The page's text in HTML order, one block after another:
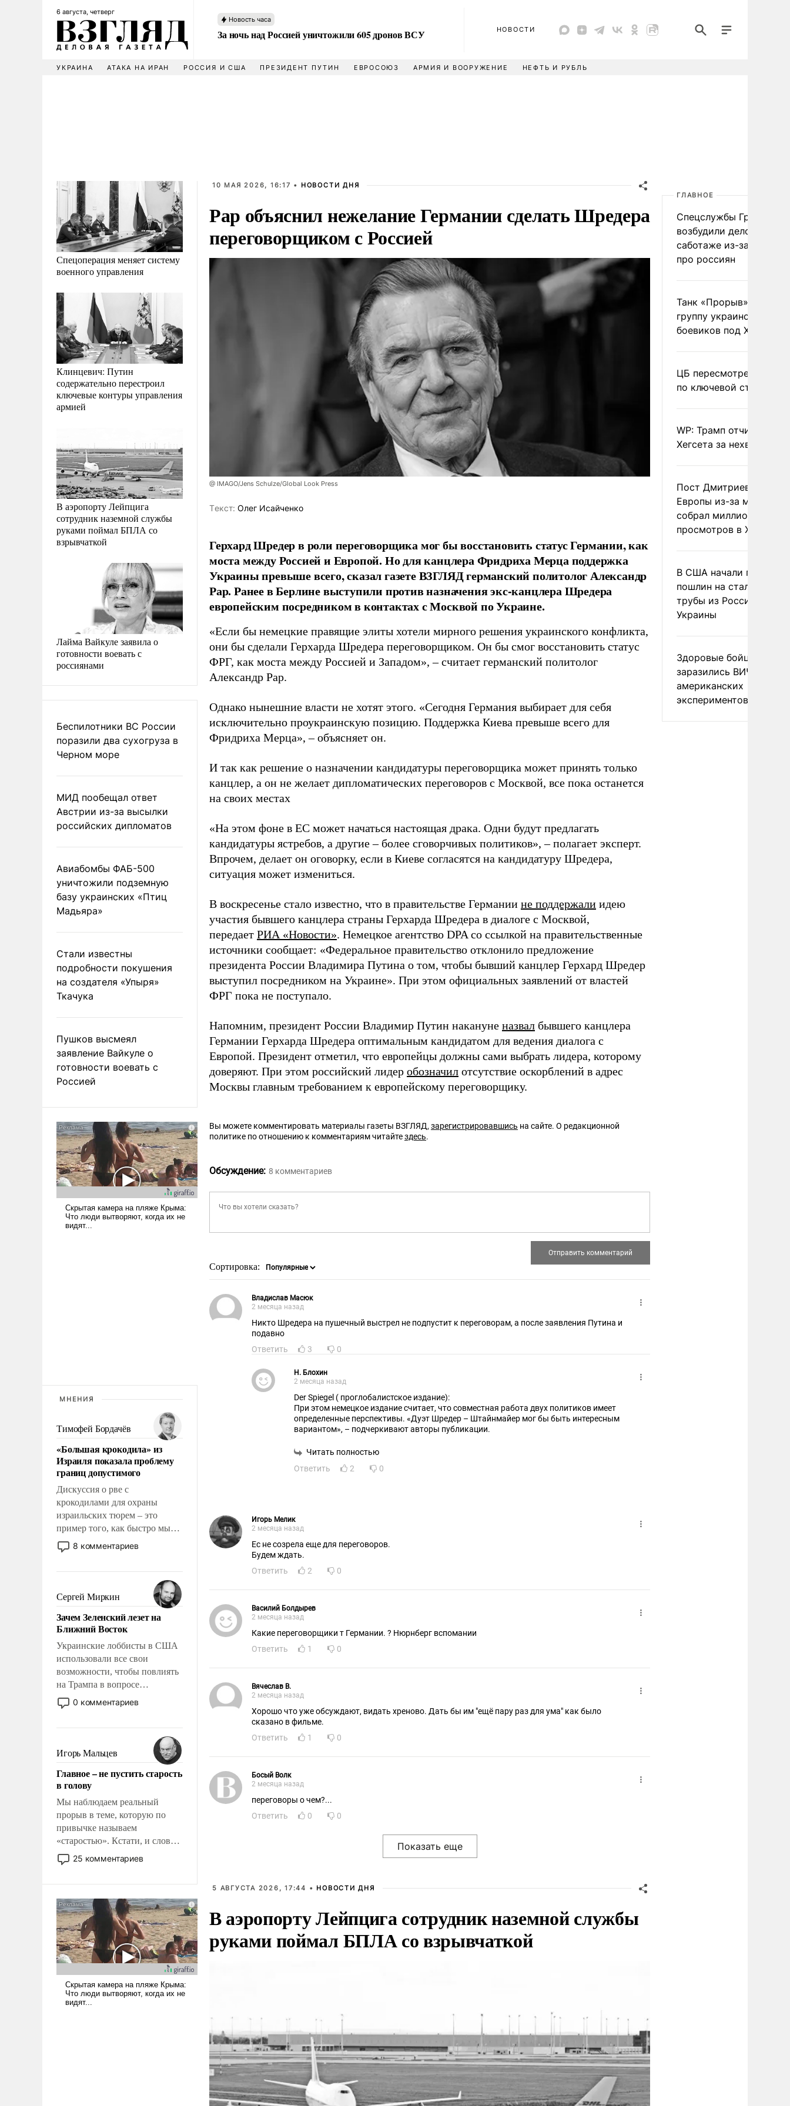
6 августа, четверг
Новость часа
За ночь над Россией уничтожили 605 дронов ВСУ НОВОСТИ
УКРАИНА АТАКА НА ИРАН РОССИЯ И США ПРЕЗИДЕНТ ПУТИН ЕВРОСОЮЗ АРМИЯ И ВООРУЖЕНИЕ НЕФТЬ И РУБЛЬ
Спецоперация меняет систему
военного управления
Клинцевич: Путин
содержательно перестроил
ключевые контуры управления
армией
В аэропорту Лейпцига
сотрудник наземной службы
руками поймал БПЛА со
взрывчаткой
Лайма Вайкуле заявила о
готовности воевать с
россиянами
Беспилотники ВС России
поразили два сухогруза в
Черном море
МИД пообещал ответ
Австрии из-за высылки
российских дипломатов
Авиабомбы ФАБ-500
уничтожили подземную
базу украинских «Птиц
Мадьяра»
Стали известны
подробности покушения
на создателя «Упыря»
Ткачука
Пушков высмеял
заявление Вайкуле о
готовности воевать с
Россией
МНЕНИЯ
Тимофей Бордачёв
«Большая крокодила» из
Израиля показала проблему
границ допустимого
Дискуссия о рве с
крокодилами для охраны
израильских тюрем – это
пример того, как быстро мы
двигаемся по пути
революционных изменений.
псевдонаучной фантастики,
стало всерьез обсуждаемой
идеей.
8 комментариев
Сергей Миркин
Зачем Зеленский лезет на
Ближний Восток
Украинские лоббисты в США
использовали все свои
возможности, чтобы повлиять
на Трампа в вопросе
предоставления вооружений
своим нанимателям. Вероятно,
консультирует Киев, пришла в
голову мысль: хорошо бы
продемонстрировать, что
Украина вступила в
вооруженное противостояние
с Ираном.
0 комментариев
Игорь Мальцев
Главное – не пустить старость
в голову
Мы наблюдаем реальный
прорыв в теме, которую по
привычке называем
«старостью». Кстати, и слово-
то это уже стараются не
использовать – так же, как
что оно уже несет негативные
коннотации.
25 комментариев
10 МАЯ 2026, 16:17 • НОВОСТИ ДНЯ
Рар объяснил нежелание Германии сделать Шредера
переговорщиком с Россией
@ IMAGO/Jens Schulze/Global Look Press
Tекст: Олег Исайченко
Герхард Шредер в роли переговорщика мог бы восстановить статус Германии, как
моста между Россией и Европой. Но для канцлера Фридриха Мерца поддержка
Украины превыше всего, сказал газете ВЗГЛЯД германский политолог Александр
Рар. Ранее в Берлине выступили против назначения экс-канцлера Шредера
европейским посредником в контактах с Москвой по Украине.
«Если бы немецкие правящие элиты хотели мирного решения украинского конфликта,
они бы сделали Герхарда Шредера переговорщиком. Он бы смог восстановить статус
ФРГ, как моста между Россией и Западом», – считает германский политолог
Александр Рар.
Однако нынешние власти не хотят этого. «Сегодня Германия выбирает для себя
исключительно проукраинскую позицию. Поддержка Киева превыше всего для
Фридриха Мерца», – объясняет он.
И так как решение о назначении кандидатуры переговорщика может принять только
канцлер, а он не желает дипломатических переговоров с Москвой, все пока останется
на своих местах
«На этом фоне в ЕС может начаться настоящая драка. Одни будут предлагать
кандидатуры ястребов, а другие – более сговорчивых политиков», – полагает эксперт.
Впрочем, делает он оговорку, если в Киеве согласятся на кандидатуру Шредера,
ситуация может измениться.
В воскресенье стало известно, что в правительстве Германии не поддержали идею
участия бывшего канцлера страны Герхарда Шредера в диалоге с Москвой,
передает РИА «Новости». Немецкое агентство DPA со ссылкой на правительственные
источники сообщает: «Федеральное правительство отклонило предложение
президента России Владимира Путина о том, чтобы бывший канцлер Герхард Шредер
выступил посредником на Украине». При этом официальных заявлений от властей
ФРГ пока не поступало.
Напомним, президент России Владимир Путин накануне назвал бывшего канцлера
Германии Герхарда Шредера оптимальным кандидатом для ведения диалога с
Европой. Президент отметил, что европейцы должны сами выбрать лидера, которому
доверяют. При этом российский лидер обозначил отсутствие оскорблений в адрес
Москвы главным требованием к европейскому переговорщику.
Вы можете комментировать материалы газеты ВЗГЛЯД,зарегистрировавшись на сайте. О редакционной
политике по отношению к комментариям читайтездесь.
Обсуждение: 8 комментариев
Сортировка:
Владислав Масюк
2 месяца назад
Никто Шредера на пушечный выстрел не подпустит к переговорам, а после заявления Путина и
подавно
Ответить
3 0
Н. Блохин
2 месяца назад
Der Spiegel ( проглобалистское издание):
При этом немецкое издание считает, что совместная работа двух политиков имеет
определенные перспективы. «Дуэт Шредер – Штайнмайер мог бы быть интересным
вариантом», – подчеркивают авторы публикации.
Читать полностью
Ответить
2 0
Игорь Мелик
2 месяца назад
Ес не созрела еще для переговоров.
Будем ждать.
Ответить
2 0
Василий Болдырев
2 месяца назад
Какие переговорщики т Германии. ? Нюрнберг вспомании
Ответить
1 0
Вячеслав В.
2 месяца назад
Хорошо что уже обсуждают, видать хреново. Дать бы им "ещё пару раз для ума" как было
сказано в фильме.
Ответить
1 0
Босый Волк
2 месяца назад
переговоры о чем?...
Ответить
0 0
5 АВГУСТА 2026, 17:44 • НОВОСТИ ДНЯ
В аэропорту Лейпцига сотрудник наземной службы
руками поймал БПЛА со взрывчаткой
ГЛАВНОЕ
Спецслужбы Грузии
возбудили дело о
саботаже из-за фейков
про россиян
Танк «Прорыв»
группу украинских
боевиков под
ЦБ пересмотрел
по ключевой ставке
WP: Трамп отчитал
Хегсета за нехватку
Пост Дмитриева о
Европы из-за
собрал миллион
просмотров в X
В США начали
пошлин на стальные
трубы из России и с
Украины
Здоровые бойцы ВСУ
заразились ВИЧ после
американских
экспериментов